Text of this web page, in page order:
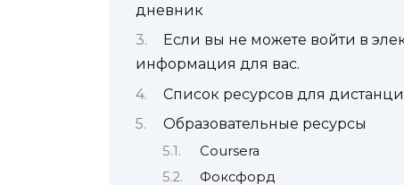
дневник
Если вы не можете войти в
информация для вас.
Список ресурсов для
Образовательные ресурсы
Coursera
Фоксфорд